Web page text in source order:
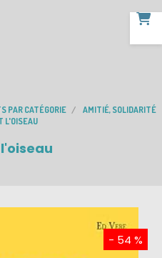
PAR CATÉGORIE
AMITIÉ, SOLIDARITÉ
L'OISEAU
- 54 %